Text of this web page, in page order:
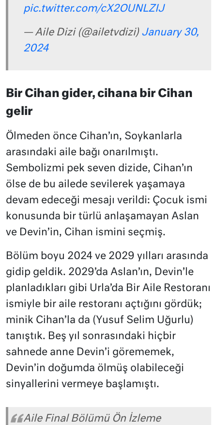
pic.twitter.com/cX2OUNLZIJ
— Aile Dizi (@ailetvdizi) January 30,
2024
Bir Cihan gider, cihana bir Cihan
gelir
Ölmeden önce Cihan’ın, Soykanlarla
arasındaki aile bağı onarılmıştı.
Sembolizmi pek seven dizide, Cihan’ın
ölse de bu ailede sevilerek yaşamaya
devam edeceği mesajı verildi: Çocuk ismi
konusunda bir türlü anlaşamayan Aslan
ve Devin’in, Cihan ismini seçmiş.
Bölüm boyu 2024 ve 2029 yılları arasında
gidip geldik. 2029’da Aslan’ın, Devin’le
planladıkları gibi Urla’da Bir Aile Restoranı
ismiyle bir aile restoranı açtığını gördük;
minik Cihan’la da (Yusuf Selim Uğurlu)
tanıştık. Beş yıl sonrasındaki hiçbir
sahnede anne Devin’i görememek,
Devin’in doğumda ölmüş olabileceği
sinyallerini vermeye başlamıştı.
Aile Final Bölümü Ön İzleme